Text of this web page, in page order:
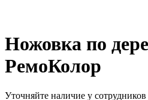
Ножовка по
РемоКолор
Уточняйте наличие у сотрудников